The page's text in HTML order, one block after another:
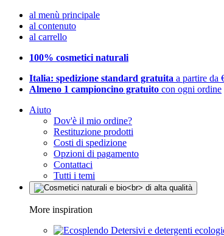
al menù principale
al contenuto
al carrello
100% cosmetici naturali
Italia: spedizione standard gratuita a partire da
Almeno 1 campioncino gratuito con ogni ordine
Aiuto
Dov'è il mio ordine?
Restituzione prodotti
Costi di spedizione
Opzioni di pagamento
Contattaci
Tutti i temi
More inspiration
Detersivi e detergenti